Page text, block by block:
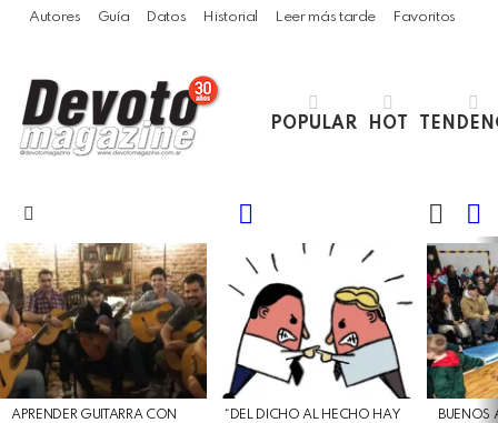
Autores Guía Datos Historial Leer más tarde Favoritos
POPULAR HOT
SKIN
LATEST
STORIES
APRENDER GUITARRA CON
“DEL DICHO AL HECHO HAY
BUENOS